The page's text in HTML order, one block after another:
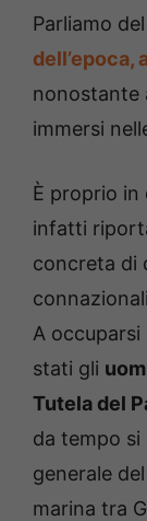
Parliamo del
nonostante
immersi
È proprio in
infatti
concreta di
A
stati gli
Tutela del
da tempo
generale
marina tra